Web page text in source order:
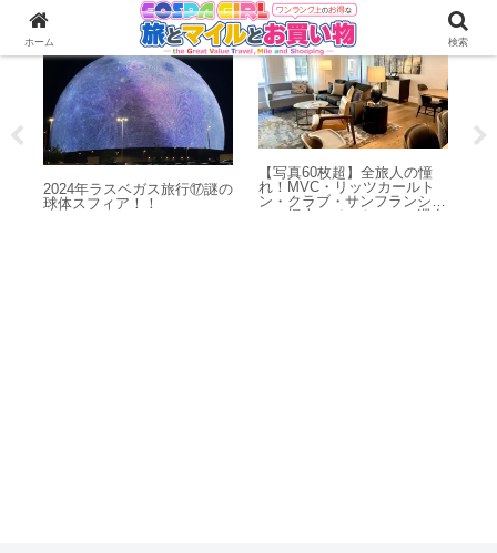
海外旅行
2024年ラスベガス旅行⑰謎の
球体スフィア！！
海外旅行
【写真60枚超】全旅人の憧
れ！MVC・リッツカールト
ン・クラブ・サンフランシス
コの極上スイートルーム滞在
ホーム 検索